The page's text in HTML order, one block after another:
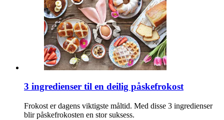
3 ingredienser til en deilig påskefrokost
Frokost er dagens viktigste måltid. Med disse 3 ingredienser
blir påskefrokosten en stor suksess.